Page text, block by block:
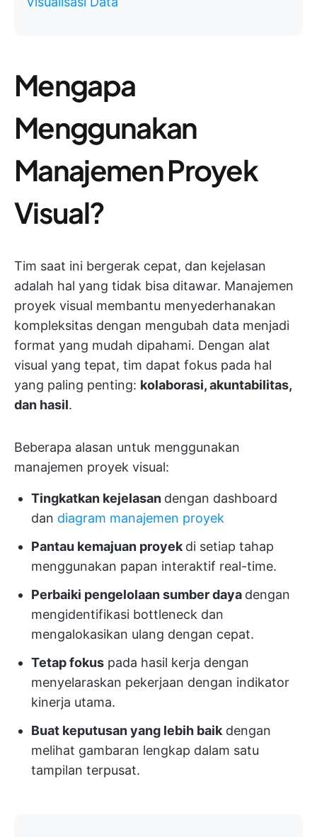
Mengapa
Menggunakan
Manajemen Proyek
Visual?
Tim saat ini bergerak cepat, dan kejelasan
adalah hal yang tidak bisa ditawar. Manajemen
proyek visual membantu menyederhanakan
kompleksitas dengan mengubah data menjadi
format yang mudah dipahami. Dengan alat
visual yang tepat, tim dapat fokus pada hal
yang paling penting: kolaborasi, akuntabilitas,
dan hasil.
Beberapa alasan untuk menggunakan
manajemen proyek visual:
Tingkatkan kejelasan dengan dashboard
dan diagram manajemen proyek
Pantau kemajuan proyek di setiap tahap
menggunakan papan interaktif real-time.
Perbaiki pengelolaan sumber daya dengan
mengidentifikasi bottleneck dan
mengalokasikan ulang dengan cepat.
Tetap fokus pada hasil kerja dengan
menyelaraskan pekerjaan dengan indikator
kinerja utama.
Buat keputusan yang lebih baik dengan
melihat gambaran lengkap dalam satu
tampilan terpusat.